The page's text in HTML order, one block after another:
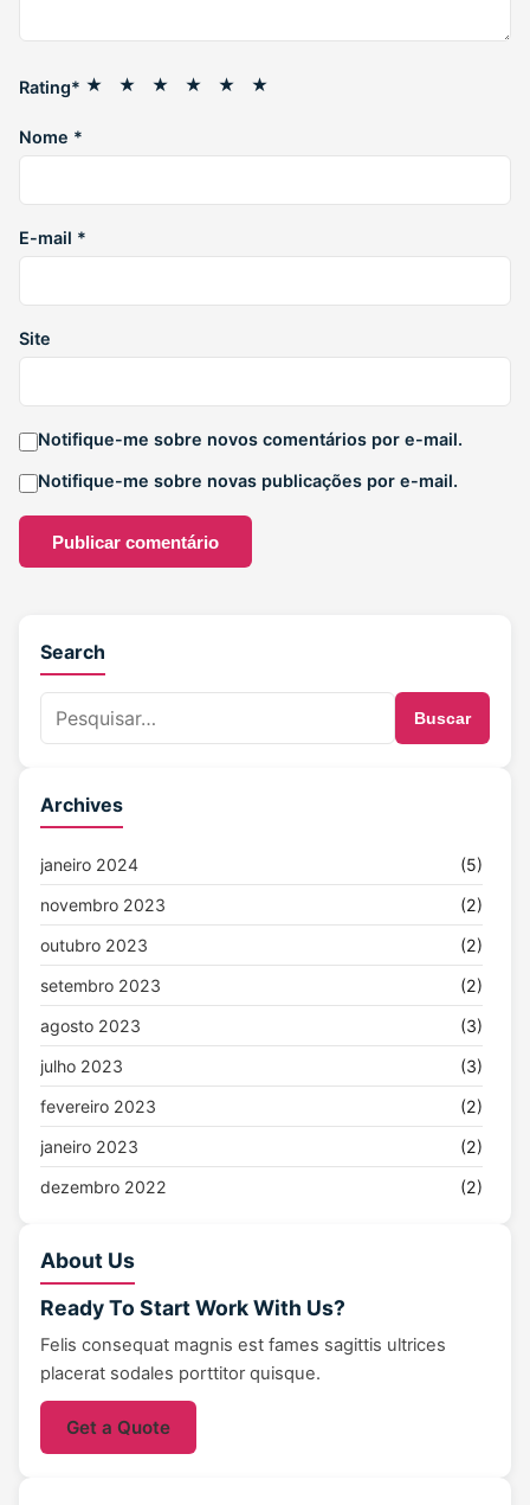
Rating* ★
★
★
★
★
★
Nome *
E-mail *
Site
Notifique-me sobre novos comentários por e-mail.
Notifique-me sobre novas publicações por e-mail.
Search
Buscar
Archives
janeiro 2024
(5)
novembro 2023
(2)
outubro 2023
(2)
setembro 2023
(2)
agosto 2023
(3)
julho 2023
(3)
fevereiro 2023
(2)
janeiro 2023
(2)
dezembro 2022
(2)
outubro 2022
agosto 2022
julho 2022
janeiro 2022
dezembro 2021
About Us
Ready To StartWork With Us?
Felis consequat magnis est fames sagittis ultrices
placerat sodales porttitor quisque.
Get a Quote